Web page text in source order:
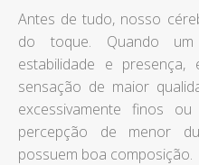
Antes de tudo, nosso
do toque. Quando
estabilidade e presença,
sensação de maior
excessivamente finos
percepção de menor
possuem boa composição.